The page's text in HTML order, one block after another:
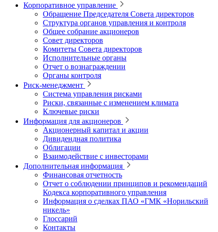
Корпоративное управление
Обращение Председателя Совета директоров
Структура органов управления и контроля
Общее собрание акционеров
Совет директоров
Комитеты Совета директоров
Исполнительные органы
Отчет о вознаграждении
Органы контроля
Риск-менеджмент
Система управления рисками
Риски, связанные с изменением климата
Ключевые риски
Информация для акционеров
Акционерный капитал и акции
Дивидендная политика
Облигации
Взаимодействие с инвесторами
Дополнительная информация
Финансовая отчетность
Отчет о соблюдении принципов и рекомендаций
Кодекса корпоративного управления
Информация о сделках ПАО «ГМК «Норильский
никель»
Глоссарий
Контакты